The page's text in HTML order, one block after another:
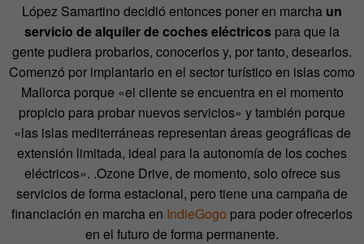
López Samartino decidió entonces poner en marcha un
servicio de alquiler de coches eléctricos para que la
gente pudiera probarlos, conocerlos y, por tanto, desearlos.
Comenzó por implantarlo en el sector turístico en islas como
Mallorca porque «el cliente se encuentra en el momento
propicio para probar nuevos servicios» y también porque
«las islas mediterráneas representan áreas geográficas de
extensión limitada, ideal para la autonomía de los coches
eléctricos». .Ozone Drive, de momento, solo ofrece sus
servicios de forma estacional, pero tiene una campaña de
financiación en marcha en IndieGogo para poder ofrecerlos
en el futuro de forma permanente.